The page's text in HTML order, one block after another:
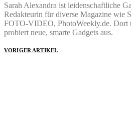
Sarah Alexandra ist leidenschaftliche
Redakteurin für diverse Magazine wie
FOTO-VIDEO, PhotoWeekly.de. Dort
probiert neue, smarte Gadgets aus.
VORIGER ARTIKEL